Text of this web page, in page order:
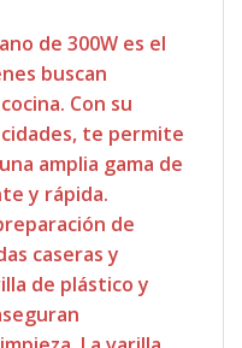
de 300W es el
buscan
Con su
te permite
amplia gama de
y rápida.
de
caseras y
de plástico y